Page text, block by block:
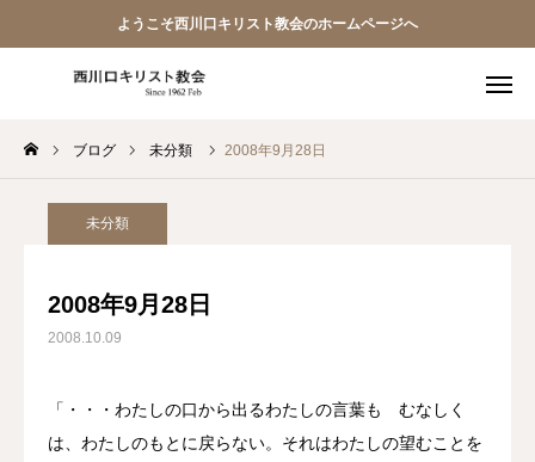
ようこそ西川口キリスト教会のホームページへ
ブログ 未分類 2008年9月28日
未分類
2008年9月28日
2008.10.09
「・・・わたしの口から出るわたしの言葉も むなしく
は、わたしのもとに戻らない。それはわたしの望むことを
教会員ページ
ようこそ桜並木の教会へ
西川口キリスト教会 信仰告白
案内･地図